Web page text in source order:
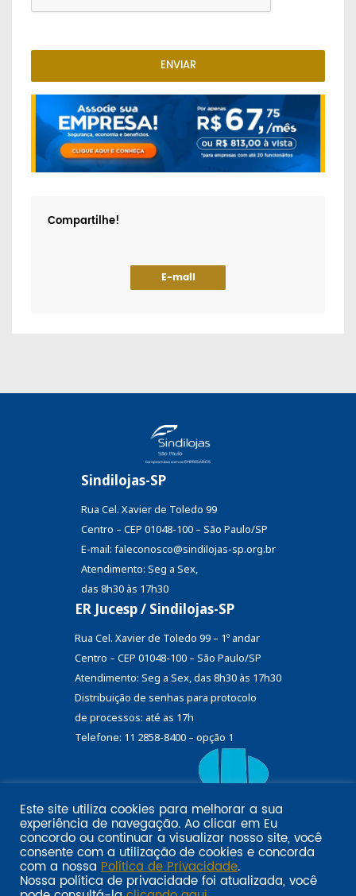
Compartilhe!
E-mail
Sindilojas-SP
Rua Cel. Xavier de Toledo 99
Centro – CEP 01048-100 – São Paulo/SP
E-mail: faleconosco@sindilojas-sp.org.br
Atendimento: Seg a Sex,
das 8h30 às 17h30
ER Jucesp / Sindilojas-SP
Rua Cel. Xavier de Toledo 99 – 1º andar
Centro – CEP 01048-100 – São Paulo/SP
Atendimento: Seg a Sex, das 8h30 às 17h30
Distribuição de senhas para protocolo
de processos: até as 17h
Telefone: 11 2858-8400 – opção 1
Email marketing por:
Pol�tica de privacidade SINDILOJAS-SPAcesse aqui
Este site utiliza cookies para melhorar a sua
experiência de navegação. Ao clicar em Eu
concordo ou continuar a visualizar nosso site, você
consente com a utilização de cookies e concorda
com a nossa Política de Privacidade.
Nossa política de privacidade foi atualizada, você